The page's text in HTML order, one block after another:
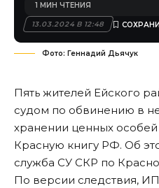
13.03.2024 В 12:48
1 МИН ЧТЕНИЯ
Фото: Геннадий Дьячук
Пять жителей Ейского
судом по обвинению в
хранении ценных
Красную книгу РФ. Об
служба СУ СКР по
По версии следствия,